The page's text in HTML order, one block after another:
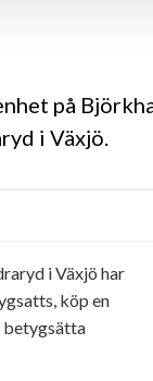
på
i Växjö.
i Växjö har
köp en
betygsätta